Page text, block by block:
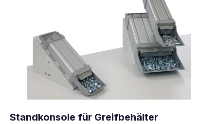
Standkonsole für Greifbehälter